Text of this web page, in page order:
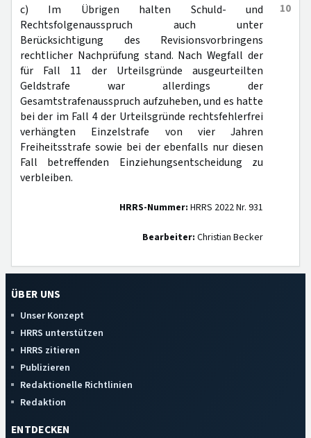
10
c) Im Übrigen halten Schuld- und
Rechtsfolgenausspruch auch unter
Berücksichtigung des Revisionsvorbringens
rechtlicher Nachprüfung stand. Nach Wegfall der
für Fall 11 der Urteilsgründe ausgeurteilten
Geldstrafe war allerdings der
Gesamtstrafenausspruch aufzuheben, und es hatte
bei der im Fall 4 der Urteilsgründe rechtsfehlerfrei
verhängten Einzelstrafe von vier Jahren
Freiheitsstrafe sowie bei der ebenfalls nur diesen
Fall betreffenden Einziehungsentscheidung zu
verbleiben.
HRRS-Nummer: HRRS 2022 Nr. 931
Bearbeiter: Christian Becker
ÜBER UNS
Unser Konzept
HRRS unterstützen
HRRS zitieren
Publizieren
Redaktionelle Richtlinien
Redaktion
ENTDECKEN